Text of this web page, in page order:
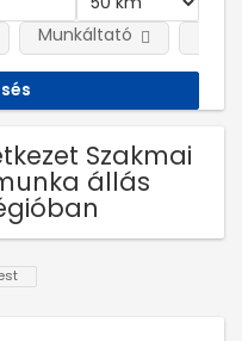
Munkáltató
Szakmai
állás